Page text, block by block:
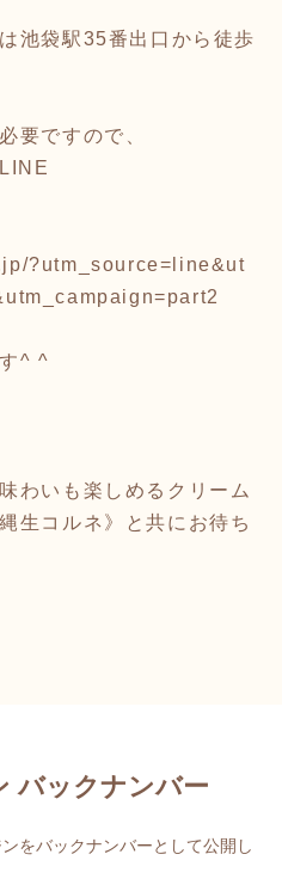
池袋駅35番出口から徒歩
要ですので、
?utm_source=line&ut
^ ^
わいも楽しめるクリーム
生コルネ》と共にお待ち
バックナンバー
をバックナンバーとして公開し